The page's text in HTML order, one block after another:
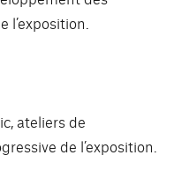
ateliers de
de l’exposition.